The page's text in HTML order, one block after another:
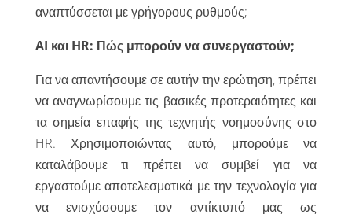
αναπτύσσεται με γρήγορους ρυθμούς;
AI και HR: Πώς μπορούν να συνεργαστούν;
Για να απαντήσουμε σε αυτήν την ερώτηση, πρέπει
να αναγνωρίσουμε τις βασικές προτεραιότητες και
τα σημεία επαφής της τεχνητής νοημοσύνης στο
HR. Χρησιμοποιώντας αυτό, μπορούμε να
καταλάβουμε τι πρέπει να συμβεί για να
εργαστούμε αποτελεσματικά με την τεχνολογία για
να ενισχύσουμε τον αντίκτυπό μας ως